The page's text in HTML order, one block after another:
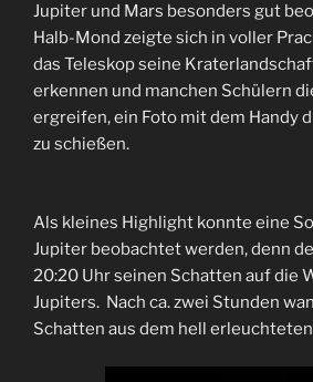
Jupiter und Mars besonders gut
Halb-Mond zeigte sich in voller
das Teleskop seine
erkennen und manchen Schülern
ergreifen, ein Foto mit dem Handy
zu schießen.
Als kleines Highlight konnte eine
Jupiter beobachtet werden, denn
20:20 Uhr seinen Schatten auf die
Jupiters. Nach ca. zwei Stunden
Schatten aus dem hell